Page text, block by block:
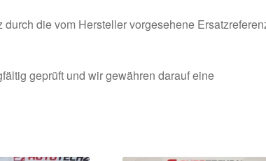
die vom Hersteller vorgesehene
geprüft und wir gewähren darauf eine